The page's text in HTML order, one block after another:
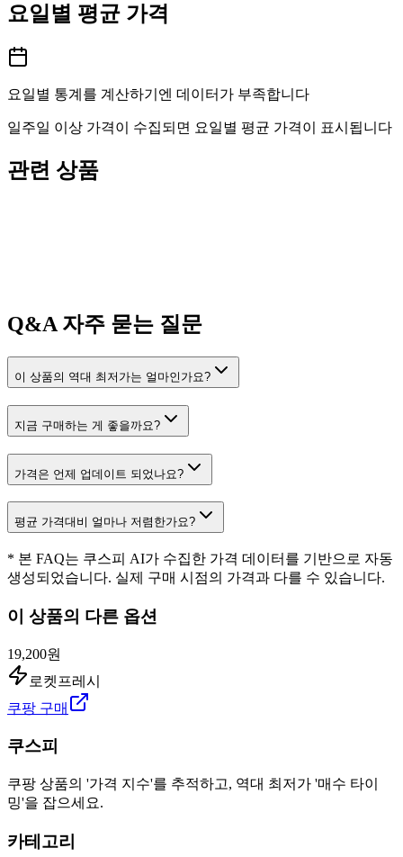
요일별 평균 가격
요일별 통계를 계산하기엔 데이터가 부족합니다
일주일 이상 가격이 수집되면 요일별 평균 가격이 표시됩니다
관련 상품
Q&A자주 묻는 질문
이 상품의 역대 최저가는 얼마인가요?
지금 구매하는 게 좋을까요?
가격은 언제 업데이트 되었나요?
평균 가격대비 얼마나 저렴한가요?
* 본 FAQ는 쿠스피 AI가 수집한 가격 데이터를 기반으로 자동
생성되었습니다. 실제 구매 시점의 가격과 다를 수 있습니다.
이 상품의 다른 옵션
19,200원
로켓프레시
쿠팡 구매
쿠스피
쿠팡 상품의 '가격 지수'를 추적하고, 역대 최저가 '매수 타이
밍'을 잡으세요.
카테고리